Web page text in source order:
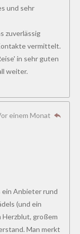
und sehr
zuverlässig
vermittelt.
in sehr guten
weiter.
einem Monat
ein Anbieter rund
(und ein
Herzblut, großem
Man merkt